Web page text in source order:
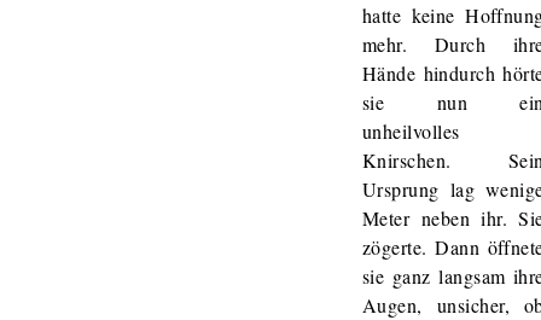
hatte keine
mehr. Durch
Hände hindurch
sie nun
unheilvolles
Knirschen.
Ursprung lag
Meter neben ihr.
zögerte. Dann
sie ganz langsam
Augen, unsicher,